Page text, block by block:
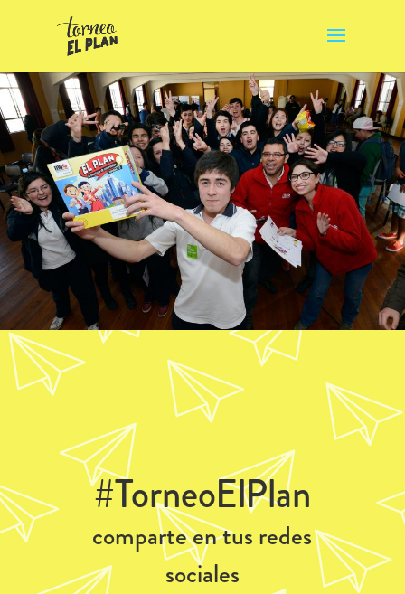
#TorneoElPlan
comparte en tus redes
sociales